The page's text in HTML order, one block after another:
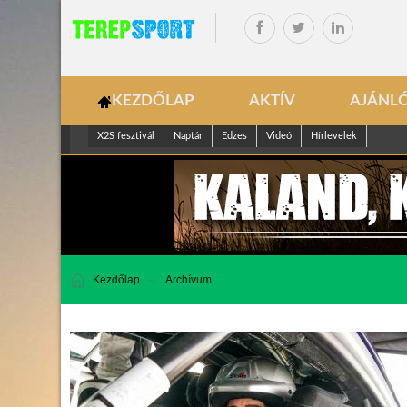
KEZDŐLAP AKTÍV
X2S fesztivál Naptár Edzes Videó Hírlevelek
Kezdőlap Archívum